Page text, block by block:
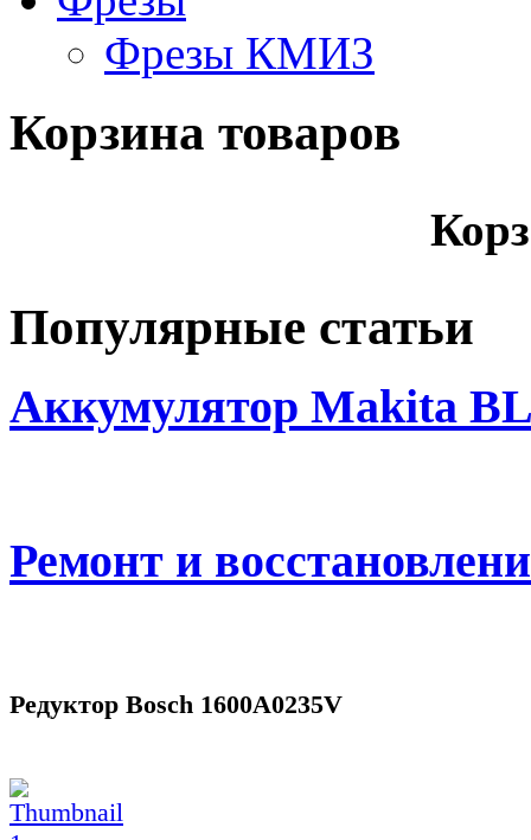
Фрезы КМИЗ
Корзина товаров
Популярные статьи
Аккумулятор Makita
Ремонт и
Редуктор Bosch 1600A0235V